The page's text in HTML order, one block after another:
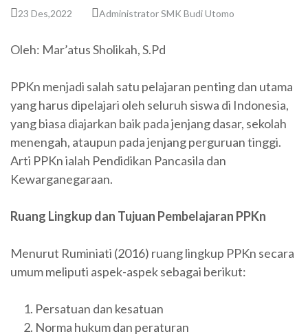
23 Des,2022 Administrator SMK Budi Utomo
Oleh: Mar’atus Sholikah, S.Pd
PPKn menjadi salah satu pelajaran penting dan utama
yang harus dipelajari oleh seluruh siswa di Indonesia,
yang biasa diajarkan baik pada jenjang dasar, sekolah
menengah, ataupun pada jenjang perguruan tinggi.
Arti PPKn ialah Pendidikan Pancasila dan
Kewarganegaraan.
Ruang Lingkup dan Tujuan Pembelajaran PPKn
Menurut Ruminiati (2016) ruang lingkup PPKn secara
umum meliputi aspek-aspek sebagai berikut:
Persatuan dan kesatuan
Norma hukum dan peraturan